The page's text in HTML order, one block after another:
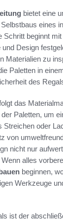
bietet eine
eines
Schritt beginnt
Design
Materialien zu
Paletten in
des
das
Paletten, um
Streichen oder
von
nicht nur
alles
beginnen,
Werkzeuge
ist der